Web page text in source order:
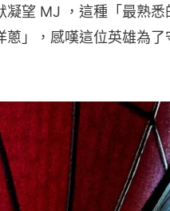
望 MJ ，這種「最熟悉
」，感嘆這位英雄為了